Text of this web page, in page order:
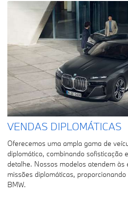
VENDAS DIPLOMÁTICAS
Oferecemos uma ampla gama de
diplomático, combinando sofisticação
detalhe. Nossos modelos atendem às
missões diplomáticas,
BMW.